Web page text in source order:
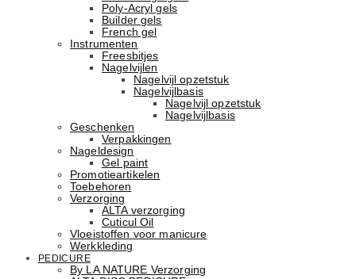
Poly-Acryl gels
Builder gels
French gel
Instrumenten
Freesbitjes
Nagelvijlen
Nagelvijl opzetstuk
Nagelvijlbasis
Nagelvijl opzetstuk
Nagelvijlbasis
Geschenken
Verpakkingen
Nageldesign
Gel paint
Promotieartikelen
Toebehoren
Verzorging
ALTA verzorging
Cuticul Oil
Vloeistoffen voor manicure
Werkkleding
PEDICURE
By LA NATURE Verzorging